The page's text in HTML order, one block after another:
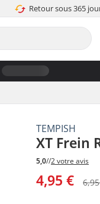
Retour sous 365
TEMPISH
XT Frein
5,0//2 votre avis
4,95 €